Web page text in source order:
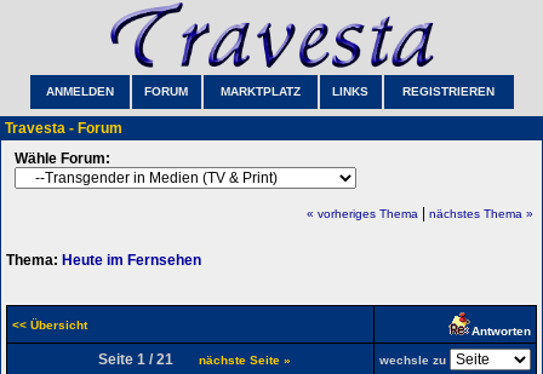
ANMELDEN FORUM MARKTPLATZ LINKS REGISTRIEREN
Travesta - Forum
Wähle Forum:
« vorheriges Thema nächstes Thema »
Thema: Heute im Fernsehen
<< Übersicht Antworten
Seite 1 / 21 nächste Seite » wechsle zu